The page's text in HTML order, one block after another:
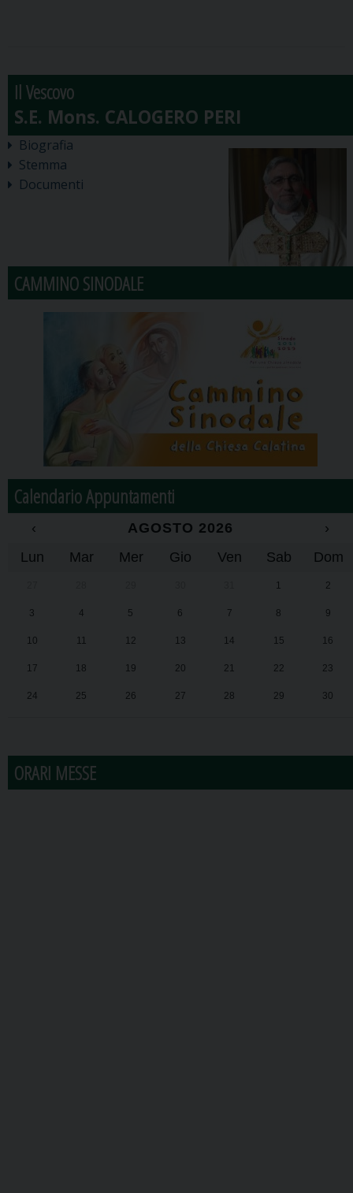
Il Vescovo
Biografia
Stemma
Documenti
CAMMINO SINODALE
Calendario Appuntamenti
‹ AGOSTO 2026
›
Lun
Mar Mer Gio Ven Sab Dom
1 2
3 4 5 6 7 8 9
10 11 12 13 14 15 16
17 18 19 20 21 22 23
24 25 26 27 28 29 30
ORARI MESSE